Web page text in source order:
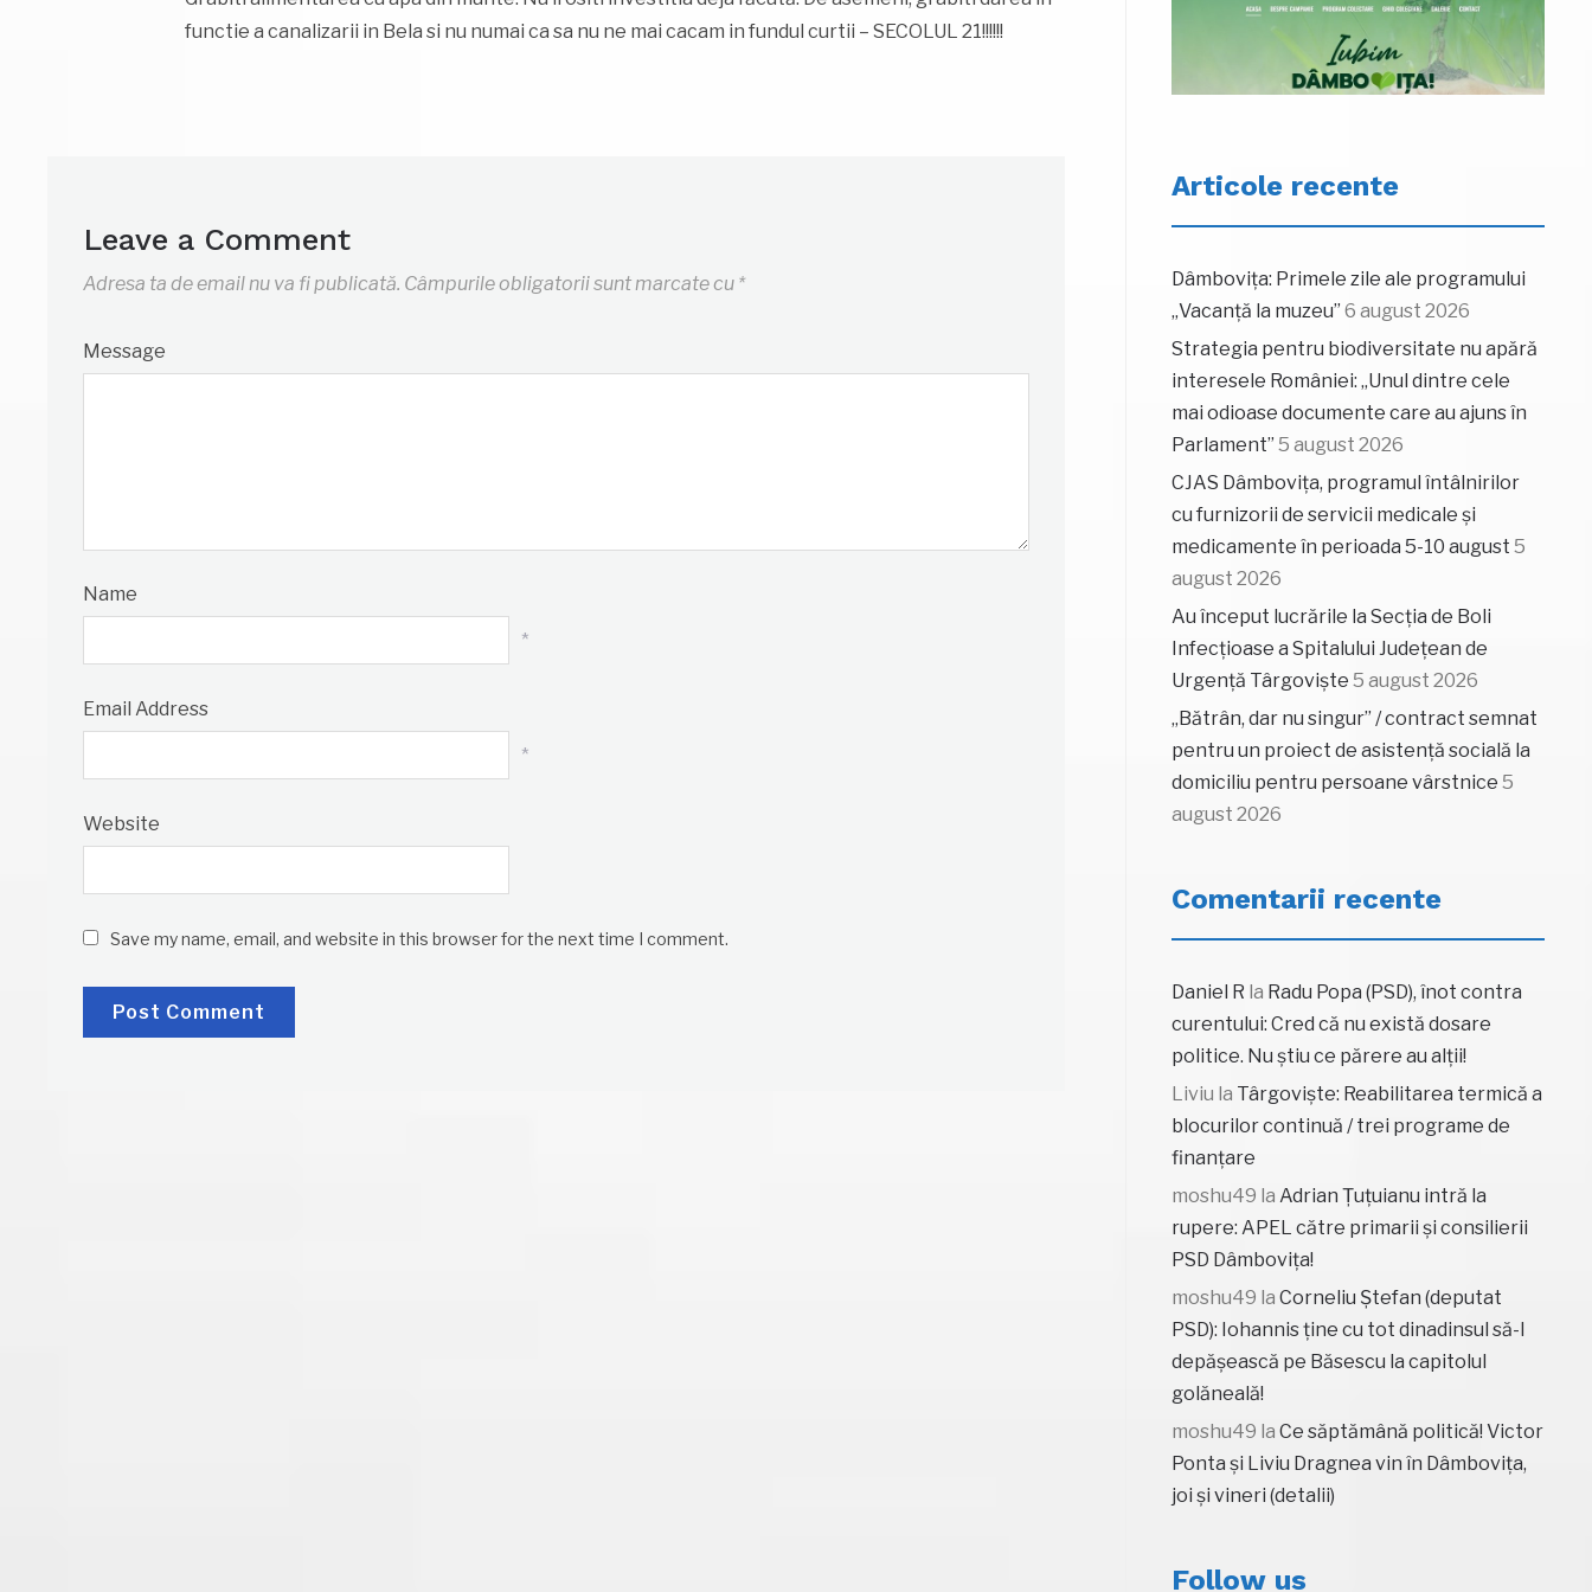
functie a canalizarii in Bela si nu numai ca sa nu ne mai cacam in fundul curtii – SECOLUL 21!!!!!!
Leave a Comment
Adresa ta de email nu va fi publicată. Câmpurile obligatorii sunt marcate cu *
Message
Name
*
Email Address
*
Website
Save my name, email, and website in this browser for the next time I comment.
Articole recente
Dâmbovița: Primele zile ale programului
„Vacanță la muzeu” 6 august 2026
Strategia pentru biodiversitate nu apără
interesele României: „Unul dintre cele
mai odioase documente care au ajuns în
Parlament” 5 august 2026
CJAS Dâmbovița, programul întâlnirilor
cu furnizorii de servicii medicale și
medicamente în perioada 5-10 august 5
august 2026
Au început lucrările la Secția de Boli
Infecțioase a Spitalului Județean de
Urgență Târgoviște 5 august 2026
„Bătrân, dar nu singur” / contract semnat
pentru un proiect de asistență socială la
domiciliu pentru persoane vârstnice 5
august 2026
Comentarii recente
Daniel R la Radu Popa (PSD), înot contra
curentului: Cred că nu există dosare
politice. Nu știu ce părere au alții!
Liviu la Târgoviște: Reabilitarea termică a
blocurilor continuă / trei programe de
finanțare
moshu49 la Adrian Țuțuianu intră la
rupere: APEL către primarii și consilierii
PSD Dâmbovița!
moshu49 la Corneliu Ștefan (deputat
PSD): Iohannis ține cu tot dinadinsul să-l
depășească pe Băsescu la capitolul
golăneală!
moshu49 la Ce săptămână politică! Victor
Ponta și Liviu Dragnea vin în Dâmbovița,
joi și vineri (detalii)
Follow us